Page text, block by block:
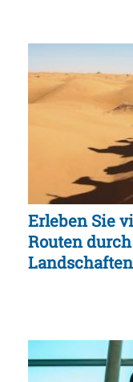
Erleben Sie
Routen
Landschaften